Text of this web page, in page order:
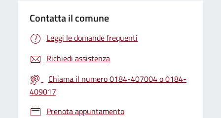
Contatta il comune
Leggi le domande frequenti
Richiedi assistenza
Chiama il numero 0184-407004 o 0184-
409017
Prenota appuntamento